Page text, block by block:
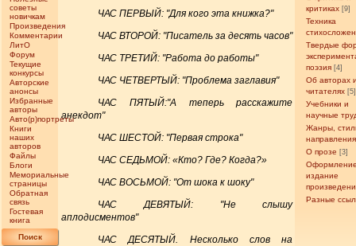
советы
новичкам
Произведения
Комментарии
ЛитО
Форум
Текущие
конкурсы
Авторские
анонсы
Избранные
авторы
Авто(р)портреты
Книги
наших
авторов
Файлы
Блоги
Мемориальные
страницы
Обратная
связь
Гостевая
книга
Поиск
критиках [9]
Техника
Твердые
поэзия [4]
Об авторах
читателях [5]
Учебники и
научные
Жанры,
направления
О прозе [3]
издание
Разные
ЧАС ПЕРВЫЙ: "Для кого эта книжка?"
ЧАС ВТОРОЙ: "Писатель за десять часов"
ЧАС ТРЕТИЙ: "Работа до работы"
ЧАС ЧЕТВЕРТЫЙ: "Проблема заглавия"
ЧАС ПЯТЫЙ:"А теперь расскажите
анекдот"
ЧАС ШЕСТОЙ: "Первая строка"
ЧАС СЕДЬМОЙ: «Кто? Где? Когда?»
ЧАС ВОСЬМОЙ: "От шока к шоку"
ЧАС ДЕВЯТЫЙ: "Не слышу
аплодисментов"
ЧАС ДЕСЯТЫЙ. Несколько слов на